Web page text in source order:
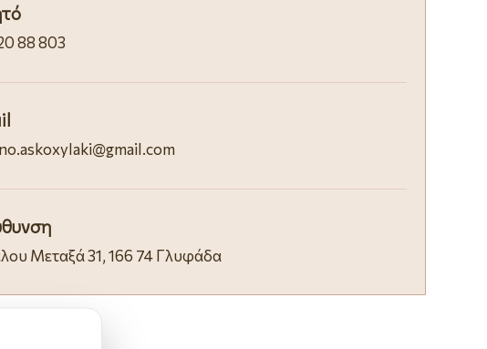
88 803
Μεταξά 31, 166 74 Γλυφάδα